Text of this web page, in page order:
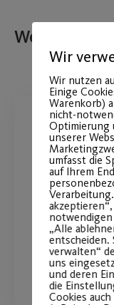
Weitere
Unsere
2024!
möglich!
Wir
Wir nutzen
Einige
Warenkorb)
nicht-
Optimierung
unserer
umfasst die
auf Ihrem
„Alle
entscheiden.
verwalten“
uns
und deren
die
Cookies